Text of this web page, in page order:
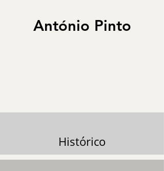
António Pinto
Histórico